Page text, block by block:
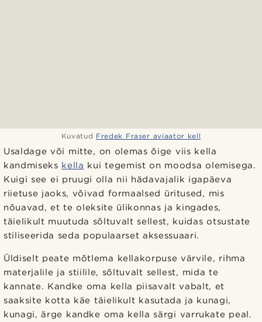
Kuvatud Fredek Fraser aviaator kell
Usaldage või mitte, on olemas õige viis kella
kandmiseks kella kui tegemist on moodsa olemisega.
Kuigi see ei pruugi olla nii hädavajalik igapäeva
riietuse jaoks, võivad formaalsed üritused, mis
nõuavad, et te oleksite ülikonnas ja kingades,
täielikult muutuda sõltuvalt sellest, kuidas otsustate
stiliseerida seda populaarset aksessuaari.
Üldiselt peate mõtlema kellakorpuse värvile, rihma
materjalile ja stiilile, sõltuvalt sellest, mida te
kannate. Kandke oma kella piisavalt vabalt, et
saaksite kotta käe täielikult kasutada ja kunagi,
kunagi, ärge kandke oma kella särgi varrukate peal.